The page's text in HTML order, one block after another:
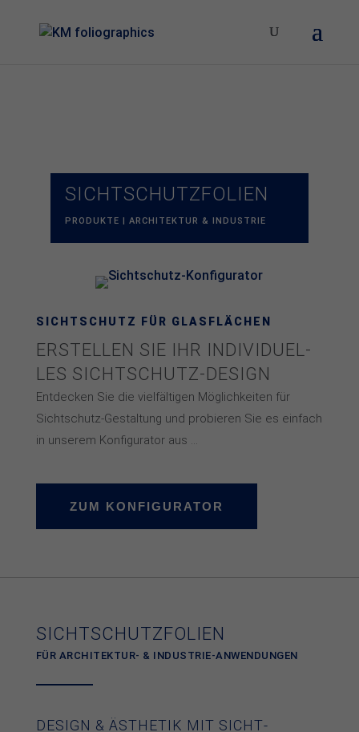
SICHT­­SCHUTZ­­­FOLIEN
PRODUKTE | ARCHITEKTUR & INDUSTRIE
SICHTSCHUTZ FÜR GLASFLÄCHEN
ERSTELLEN SIE IHR IN­DI­VI­DU­EL­
LES SICHT­SCHUTZ-DESIGN
Entdecken Sie die viel­fäl­ti­gen Mög­lich­kei­ten für
Sicht­­schutz-Ge­­stal­­tung und pro­bie­ren Sie es ein­fach
in un­se­rem Kon­fi­gu­ra­tor aus ...
ZUM KONFIGURATOR
SICHT­SCHUTZ­­FOLIEN
FÜR ARCHITEKTUR- & INDUSTRIE­-ANWENDUNGEN
DESIGN & ÄSTHETIK MIT SICHT­